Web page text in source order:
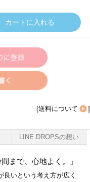
[送料について ]
LINE DROPSの想い
まで、心地よく。」
良いという考え方が広く